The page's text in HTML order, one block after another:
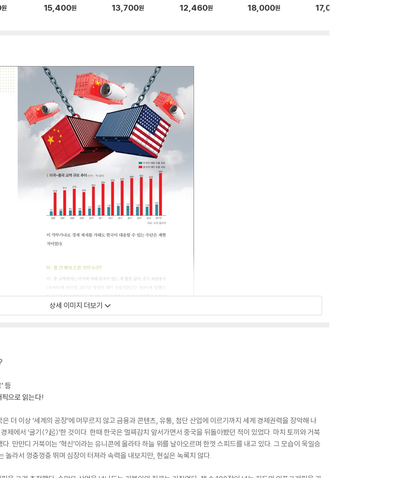
원 15,400원 13,700원 12,460원 18,000원 17,000
상세 이미지 더보기
등
으로 읽는다!
더 이상 ‘세계의 공장’에 머무르지 않고 금융과 콘텐츠, 유통, 첨단 산업에 이르기까지 세계 경제권력을 장악해 나
제에서 ‘굴기(?起)’한 것이다. 한때 한국은 멀찌감치 앞서가면서 중국을 뒤돌아봤던 적이 있었다. 마치 토끼와 거북
. 만만디 거북이는 ‘혁신’이라는 유니콘에 올라타 하늘 위를 날아오르며 한껏 스피드를 내고 있다. 그 모습이 욱일승
놀라서 껑충껑충 뛰며 심장이 터져라 속력을 내보지만, 현실은 녹록치 않다.